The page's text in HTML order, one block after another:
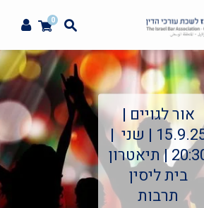
0
אור לגויים |
15.9.25 | שני |
20:30 | תיאטרון
בית ליסין
תרבות